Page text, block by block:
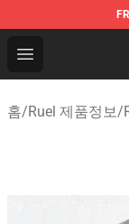
Open menu
Ruel Store -
홈/Ruel 제품정보/